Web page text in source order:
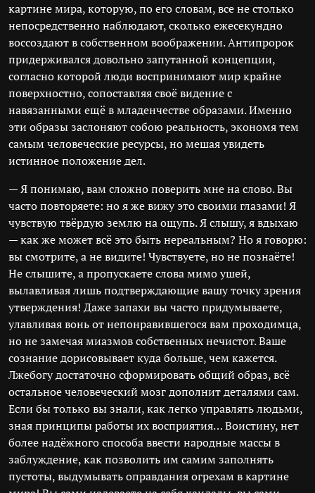
картине мира, которую, по его словам, все не столько
непосредственно наблюдают, сколько ежесекундно
воссоздают в собственном воображении. Антипророк
придерживался довольно запутанной концепции,
согласно которой люди воспринимают мир крайне
поверхностно, сопоставляя своё видение с
навязанными ещё в младенчестве образами. Именно
эти образы заслоняют собою реальность, экономя тем
самым человеческие ресурсы, но мешая увидеть
истинное положение дел.
— Я понимаю, вам сложно поверить мне на слово. Вы
часто повторяете: но я же вижу это своими глазами! Я
чувствую твёрдую землю на ощупь. Я слышу, я вдыхаю
— как же может всё это быть нереальным? Но я говорю:
вы смотрите, а не видите! Чувствуете, но не познаёте!
Не слышите, а пропускаете слова мимо ушей,
вылавливая лишь подтверждающие вашу точку зрения
утверждения! Даже запахи вы часто придумываете,
улавливая вонь от непонравившегося вам проходимца,
но не замечая миазмов собственных нечистот. Ваше
сознание дорисовывает куда больше, чем кажется.
Лжебогу достаточно сформировать общий образ, всё
остальное человеческий мозг дополнит деталями сам.
Если бы только вы знали, как легко управлять людьми,
зная принципы работы их восприятия… Воистину, нет
более надёжного способа ввести народные массы в
заблуждение, как позволить им самим заполнять
пустоты, выдумывать оправдания огрехам в картине